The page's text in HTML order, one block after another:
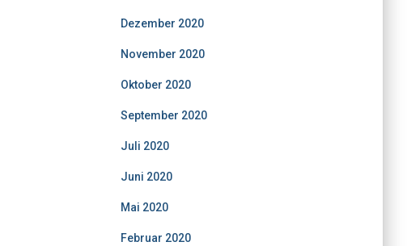
Dezember 2020
November 2020
Oktober 2020
September 2020
Juli 2020
Juni 2020
Mai 2020
Februar 2020